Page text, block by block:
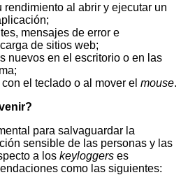
rendimiento al abrir y ejecutar un
mensajes de error e
de sitios web;
nuevos en el escritorio o en las
el teclado o al mover el mouse.
para salvaguardar la
sensible de las personas y las
a los keyloggers es
como las siguientes: